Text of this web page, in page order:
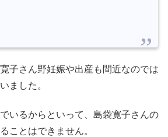
子さん野妊娠や出産も間近なのでは
ました。
いるからといって、島袋寛子さんの
ことはできません。